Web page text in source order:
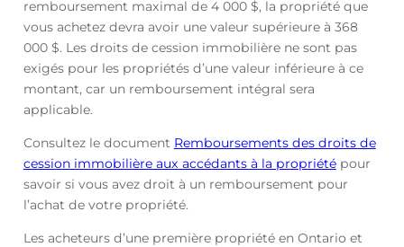
remboursement maximal de 4 000 $, la propriété que
vous achetez devra avoir une valeur supérieure à 368
000 $. Les droits de cession immobilière ne sont pas
exigés pour les propriétés d’une valeur inférieure à ce
montant, car un remboursement intégral sera
applicable.
Consultez le document Remboursements des droits de
cession immobilière aux accédants à la propriétépour
savoir si vous avez droit à un remboursement pour
l’achat de votre propriété.
Les acheteurs d’une première propriété en Ontario et